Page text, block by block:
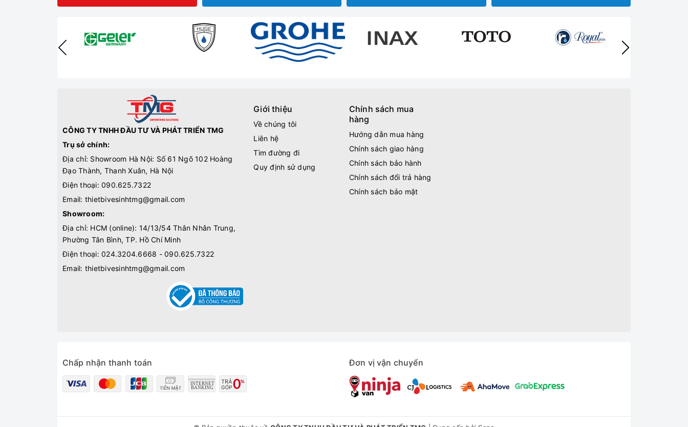
CÔNG TY TNHH ĐẦU TƯ VÀ PHÁT TRIỂN TMG
Trụ sở chính:
Địa chỉ: Showroom Hà Nội: Số 61 Ngõ 102 Hoàng
Đạo Thành, Thanh Xuân, Hà Nội
Điện thoại: 090.625.7322
Email: thietbivesinhtmg@gmail.com
Showroom:
Địa chỉ: HCM (online): 14/13/54 Thân Nhân Trung,
Phường Tân Bình, TP. Hồ Chí Minh
Điện thoại: 024.3204.6668 - 090.625.7322
Email: thietbivesinhtmg@gmail.com
Giới thiệu
Về chúng tôi
Liên hệ
Tìm đường đi
Quy định sử dụng
Chính sách mua
hàng
Hướng dẫn mua hàng
Chính sách giao hàng
Chính sách bảo hành
Chính sách đổi trả hàng
Chính sách bảo mật
Chấp nhận thanh toán Đơn vị vận chuyển